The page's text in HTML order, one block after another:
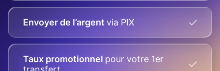
Envoyer de l’argent via PIX
Taux promotionnel pour votre 1er